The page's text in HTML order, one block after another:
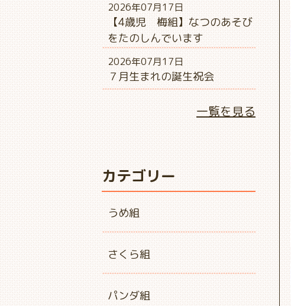
2026年07月17日
【4歳児 梅組】なつのあそび
をたのしんでいます
2026年07月17日
７月生まれの誕生祝会
一覧を見る
カテゴリー
うめ組
さくら組
パンダ組